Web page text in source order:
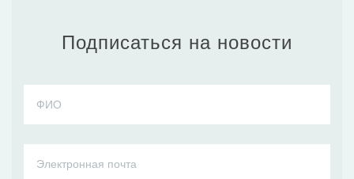
Подписаться на новости